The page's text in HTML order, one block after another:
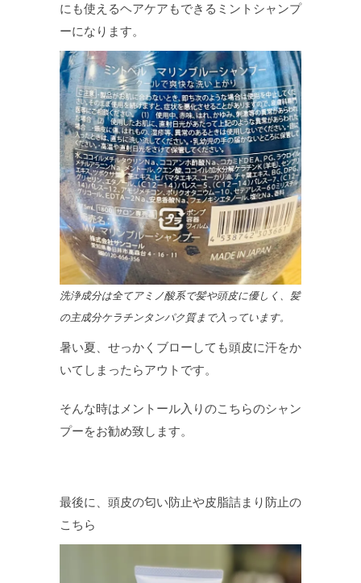
にも使えるヘアケアもできるミントシャンプ
ーになります。
洗浄成分は全てアミノ酸系で髪や頭皮に優しく、髪
の主成分ケラチンタンパク質まで入っています。
暑い夏、せっかくブローしても頭皮に汗をか
いてしまったらアウトです。
そんな時はメントール入りのこちらのシャン
プーをお勧め致します。
最後に、頭皮の匂い防止や皮脂詰まり防止の
こちら